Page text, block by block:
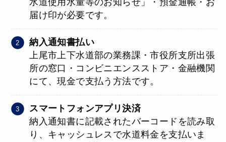
水道使用水量等のお知らせ」・預金通帳・お
届け印が必要です。
納入通知書払い
上尾市上下水道部の業務課・市役所支所出張
所の窓口・コンビニエンスストア・金融機関
にて、現金で支払う方法です。
スマートフォンアプリ決済
納入通知書に記載されたバーコードを読み取
り、キャッシュレスで水道料金を支払いま